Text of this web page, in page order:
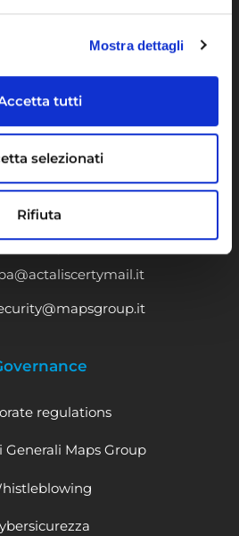
Mostra dettagli
tutti
selezionati
Rifiuta
Contatti
0521 052300
regulations
Generali Maps Group